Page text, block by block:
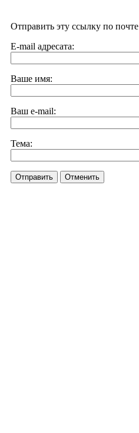
Отправить эту ссылку по почте
E-mail адресата:
Ваше имя:
Ваш e-mail:
Тема:
Отправить Отменить